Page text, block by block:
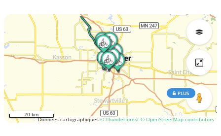
Données cartographiques © Thunderforest © OpenStreetMap contributors
PLUS
20 km